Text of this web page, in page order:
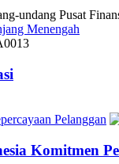
undang Pusat
Menengah
Pelanggan
Komitmen